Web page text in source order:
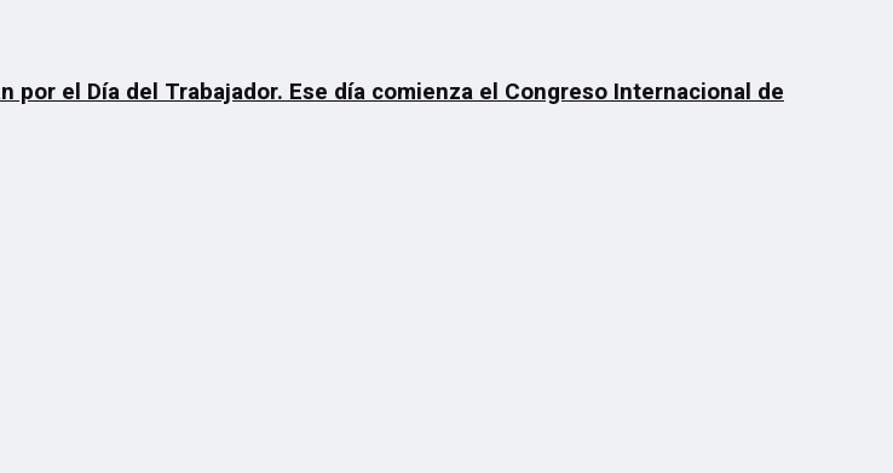
el Día del Trabajador. Ese día comienza el Congreso Internacional de